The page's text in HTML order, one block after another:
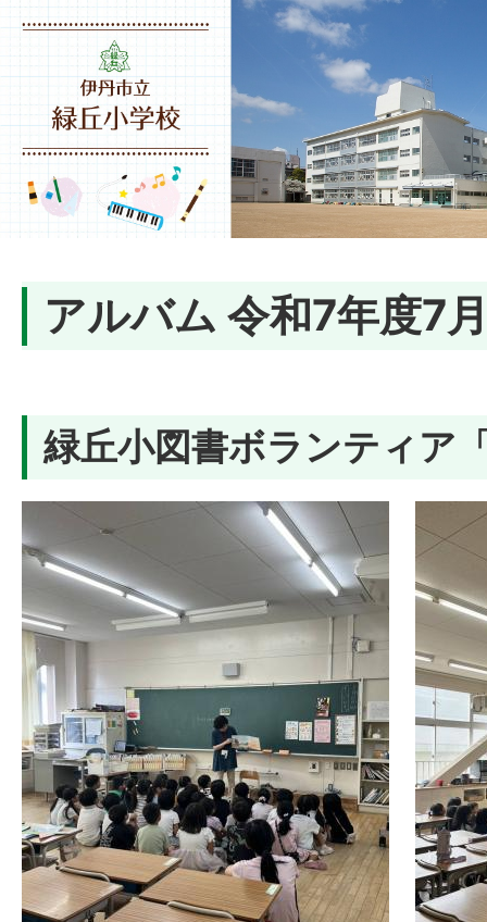
アルバム 令和7年度7
緑丘小図書ボランティア